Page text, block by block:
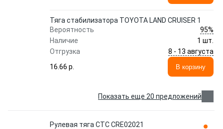
Тяга стабилизатора TOYOTA LAND CRUISER 1
Вероятность
95%
Наличие
1 шт.
Отгрузка
8 - 13 августа
16.66 p.
В корзину
Показать еще 20 предложений
Рулевая тяга CTC CRE02021